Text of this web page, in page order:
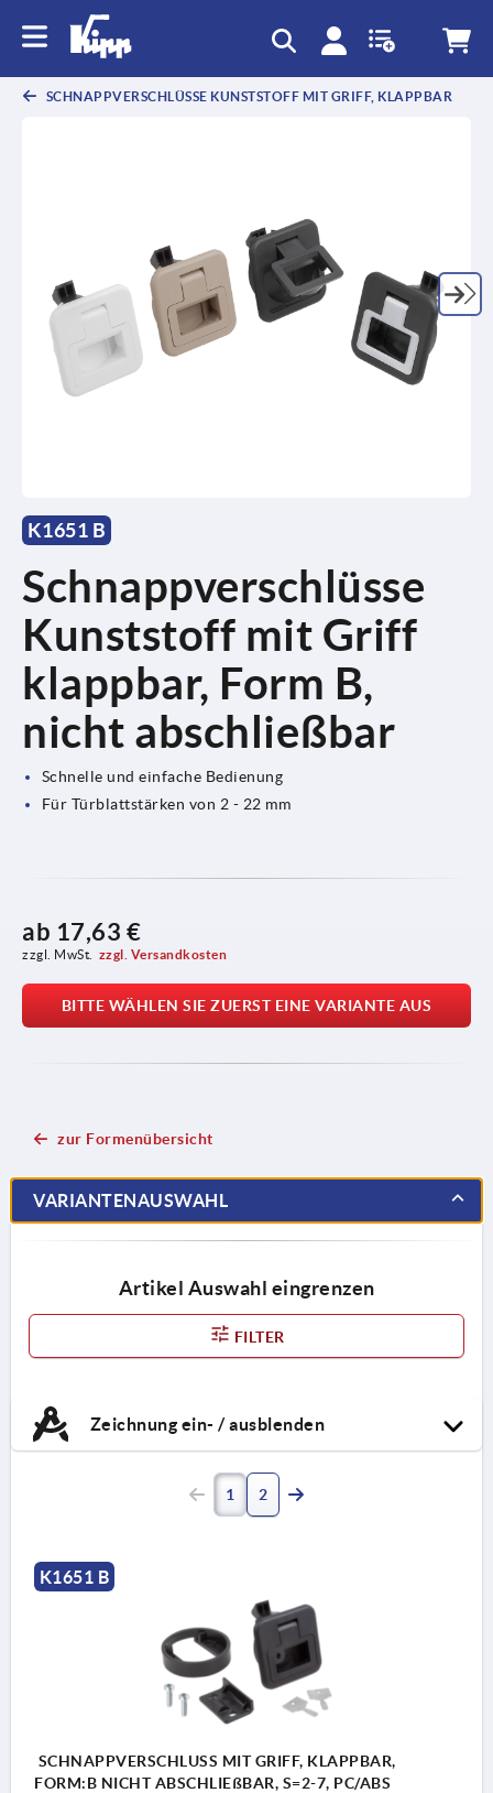
SCHNAPPVERSCHLÜSSE KUNSTSTOFF MIT GRIFF, KLAPPBAR
K1651 B
Schnappverschlüsse
Kunststoff mit Griff
klappbar, Form B,
nicht abschließbar
Schnelle und einfache Bedienung
Für Türblattstärken von 2 - 22 mm
ab 17,63 €
zzgl. MwSt. zzgl. Versandkosten
BITTE WÄHLEN SIE ZUERST EINE VARIANTE AUS
zur Formenübersicht
VARIANTENAUSWAHL
Artikel Auswahl eingrenzen
FILTER
Zeichnung ein- / ausblenden
1 2
K1651 B
SCHNAPPVERSCHLUSS MIT GRIFF, KLAPPBAR,
FORM:B NICHT ABSCHLIEßBAR, S=2-7, PC/ABS